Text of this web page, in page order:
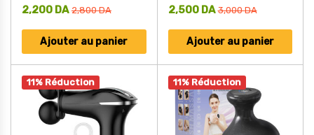
2,800DA
2,200 DA
Ajouter au panier
3,000DA
2,500 DA
Ajouter au panier
11% Réduction 11% Réduction